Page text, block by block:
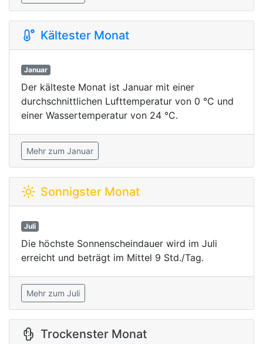
Kältester Monat
Januar
Der kälteste Monat ist Januar mit einer
durchschnittlichen Lufttemperatur von 0 °C und
einer Wassertemperatur von 24 °C.
Mehr zum Januar
Sonnigster Monat
Juli
Die höchste Sonnenscheindauer wird im Juli
erreicht und beträgt im Mittel 9 Std./Tag.
Mehr zum Juli
Trockenster Monat